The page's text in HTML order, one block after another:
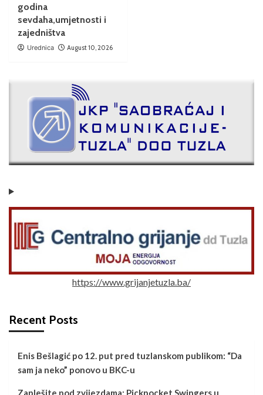
godina
sevdaha,umjetnosti i
zajedništva
Urednica August 10, 2026
https://www.grijanjetuzla.ba/
Recent Posts
Enis Bešlagić po 12. put pred tuzlanskom publikom: “Da
sam ja neko” ponovo u BKC-u
Zaplešite pod zvijezdama: Pickpocket Swingers u